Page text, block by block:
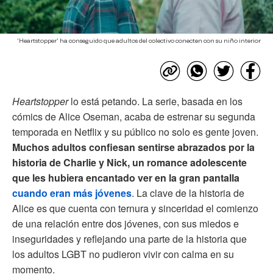
’Heartstopper’ ha conseguido que adultos del colectivo conecten con su niño interior
Heartstopperlo está petando. La serie, basada en los
cómics de Alice Oseman, acaba de estrenar su segunda
temporada en Netflix y su público no solo es gente joven.
Muchos adultos confiesan sentirse abrazados por la
historia de Charlie y Nick, un romance adolescente
que les hubiera encantado ver en la gran pantalla
cuando eran más jóvenes. La clave de la historia de
Alice es que cuenta con ternura y sinceridad el comienzo
de una relación entre dos jóvenes, con sus miedos e
inseguridades y reflejando una parte de la historia que
los adultos LGBT no pudieron vivir con calma en su
momento.